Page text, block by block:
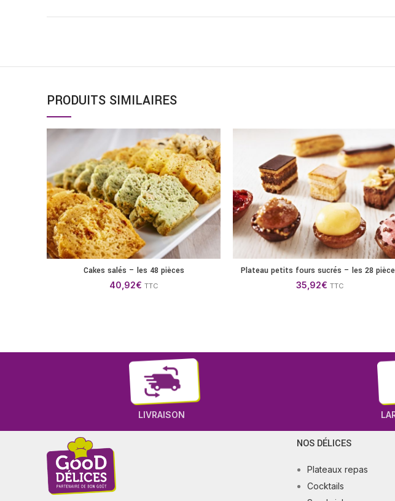
PRODUITS SIMILAIRES
AJOUTER AU PANIER
Cakes salés – les 48 pièces
40,92€ TTC
AJOUTER AU PANIER
Plateau petits fours sucrés – les 28
35,92€ TTC
LIVRAISON
NOS DÉLICES
Plateaux repas
Cocktails